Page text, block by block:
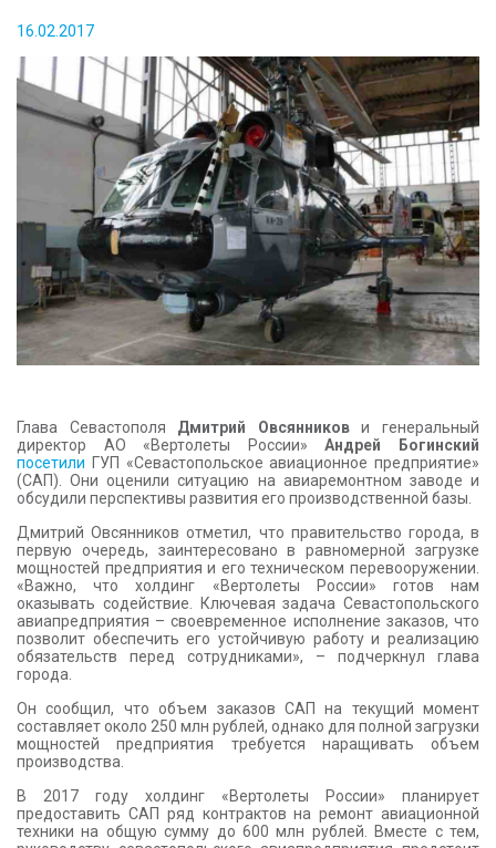
КОНТАКТЫ
16.02.2017
Глава Севастополя Дмитрий Овсянникови генеральный
директор АО «Вертолеты России» Андрей Богинский
посетили ГУП «Севастопольское авиационное предприятие»
(САП). Они оценили ситуацию на авиаремонтном заводе и
обсудили перспективы развития его производственной базы.
Дмитрий Овсянников отметил, что правительство города, в
первую очередь, заинтересовано в равномерной загрузке
мощностей предприятия и его техническом перевооружении.
«Важно, что холдинг «Вертолеты России» готов нам
оказывать содействие. Ключевая задача Севастопольского
авиапредприятия – своевременное исполнение заказов, что
позволит обеспечить его устойчивую работу и реализацию
обязательств перед сотрудниками», – подчеркнул глава
города.
Он сообщил, что объем заказов САП на текущий момент
составляет около 250 млн рублей, однако для полной загрузки
мощностей предприятия требуется наращивать объем
производства.
В 2017 году холдинг «Вертолеты России» планирует
предоставить САП ряд контрактов на ремонт авиационной
техники на общую сумму до 600 млн рублей. Вместе с тем,